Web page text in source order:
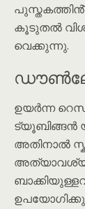
കൂടുതൽ
വെക്കുന്നു.
ഉയർന്ന
ട്യൂബിങ്ങൻ
അതിനാൽ